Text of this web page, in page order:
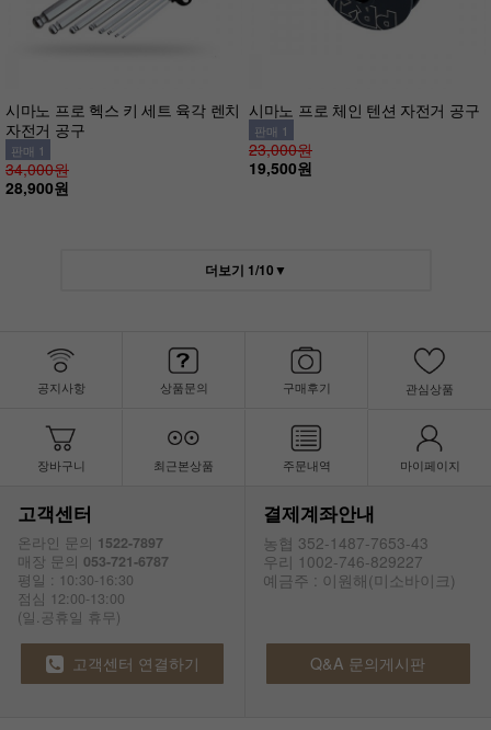
시마노 프로 헥스 키 세트 육각 렌치
자전거 공구
판매 1
34,000원
28,900원
시마노 프로 체인 텐션 자전거 공구
판매 1
23,000원
19,500원
더보기 1/10▼
공지사항 상품문의 구매후기 관심상품
장바구니 최근본상품 주문내역 마이페이지
고객센터
온라인 문의 1522-7897
매장 문의 053-721-6787
평일 : 10:30-16:30
점심 12:00-13:00
(일.공휴일 휴무)
결제계좌안내
농협 352-1487-7653-43
우리 1002-746-829227
예금주 : 이원해(미소바이크)
고객센터 연결하기 Q&A 문의게시판